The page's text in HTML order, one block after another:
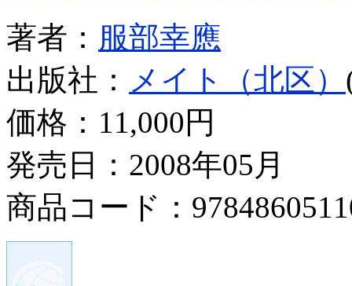
著者： 服部幸應
出版社： メイト（北区）
価格： 11,000円
発売日：2008年05月
商品コード：